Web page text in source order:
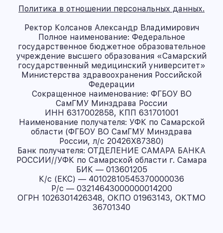
Политика в отношении персональных данных.
Ректор Колсанов Александр Владимирович
Полное наименование: Федеральное
государственное бюджетное образовательное
учреждение высшего образования «Самарский
государственный медицинский университет»
Министерства здравоохранения Российской
Федерации
Сокращенное наименование: ФГБОУ ВО
СамГМУ Минздрава России
ИНН 6317002858, КПП 631701001
Наименование получателя: УФК по Самарской
области (ФГБОУ ВО СамГМУ Минздрава
России, л/с 20426X87380)
Банк получателя: ОТДЕЛЕНИЕ САМАРА БАНКА
РОССИИ//УФК по Самарской области г. Самара
БИК — 013601205
К/с (ЕКС) — 40102810545370000036
Р/с — 03214643000000014200
ОГРН 1026301426348, ОКПО 01963143, ОКТМО
36701340